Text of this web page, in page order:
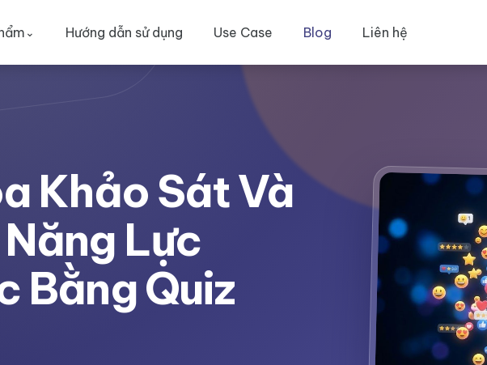
⌄ Hướng dẫn sử dụng Use Case Blog Liên hệ
Khảo Sát Và
Lực
Bằng Quiz